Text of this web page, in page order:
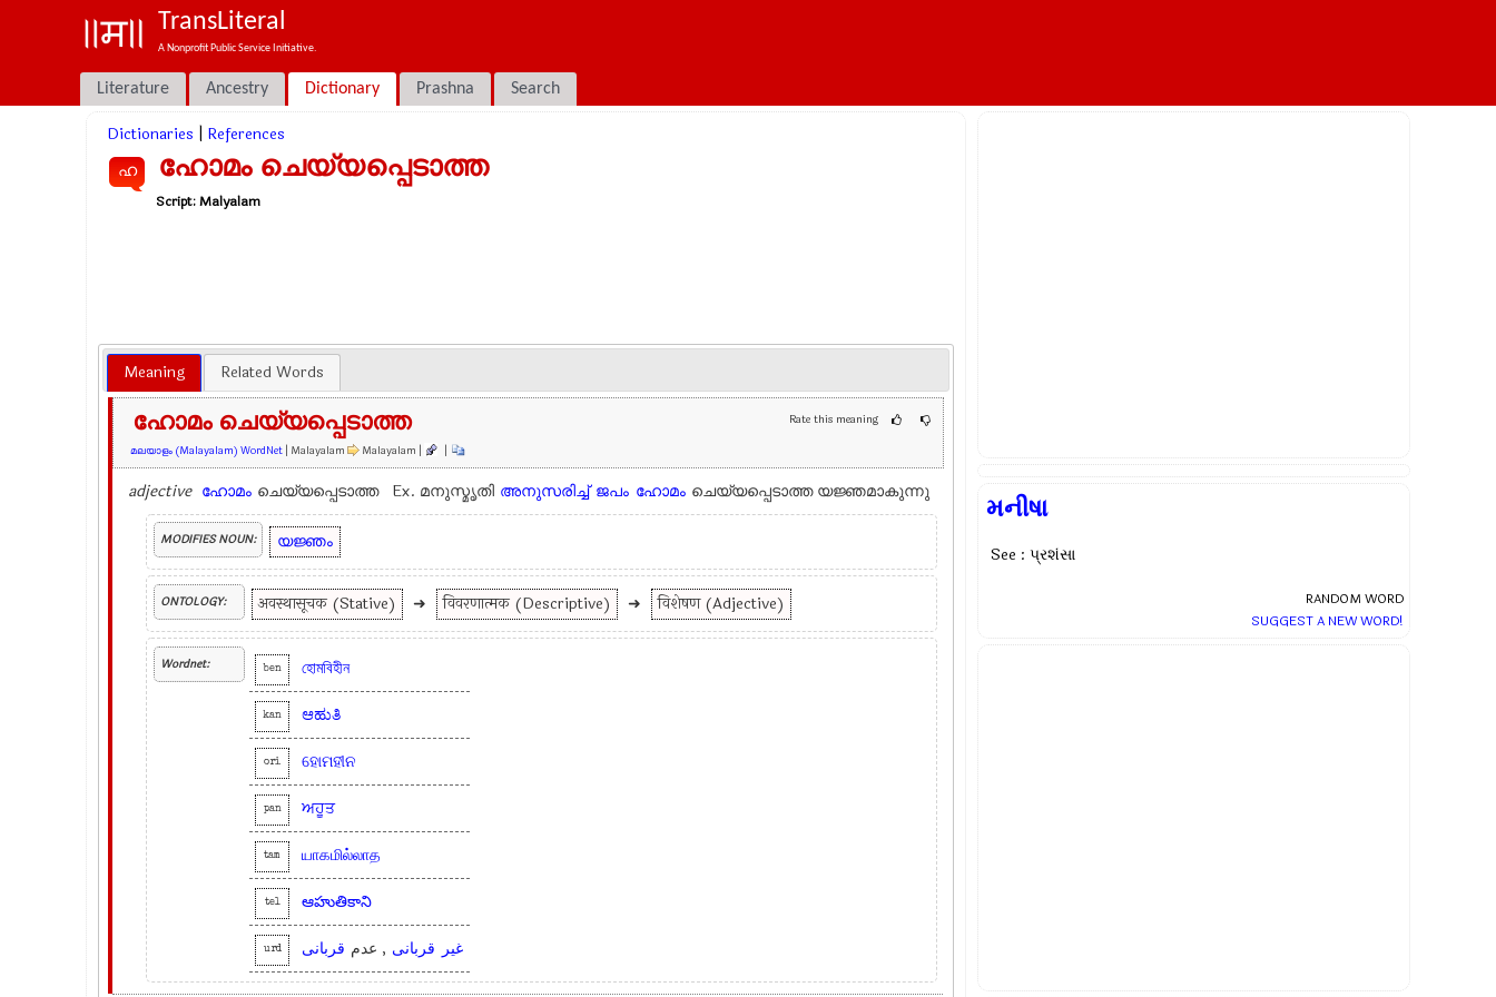
TransLiteral
A Nonprofit Public Service Initiative.
Literature Ancestry Dictionary Prashna Search
Dictionaries References
ഹ ഹോമം ചെയ്യപ്പെടാത്ത
Script:Malyalam
Meaning Related Words
Rate this meaning
ഹോമം ചെയ്യപ്പെടാത്ത
മലയാളം (Malayalam) WordNet| Malayalam Malayalam | |
adjective ഹോമം ചെയ്യപ്പെടാത്ത Ex. മനുസ്മൃതി അനുസരിച്ച് ജപം ഹോമം ചെയ്യപ്പെടാത്ത യജ്ഞമാകുന്നു
MODIFIES NOUN: യജ്ഞം
ONTOLOGY: अवस्थासूचक (Stative) ➜ विवरणात्मक (Descriptive) ➜ विशेषण (Adjective)
Wordnet: ben হোমবিহীন
kan ಆಹುತಿ
ori ହୋମହୀନ
pan ਅਹੂਤ
tam யாகமில்லாத
tel ఆహుతికాని
urd غیر قربانی , عدم قربانی
મનીષા
See : પ્રશંસા
RANDOM WORD
SUGGEST A NEW WORD!